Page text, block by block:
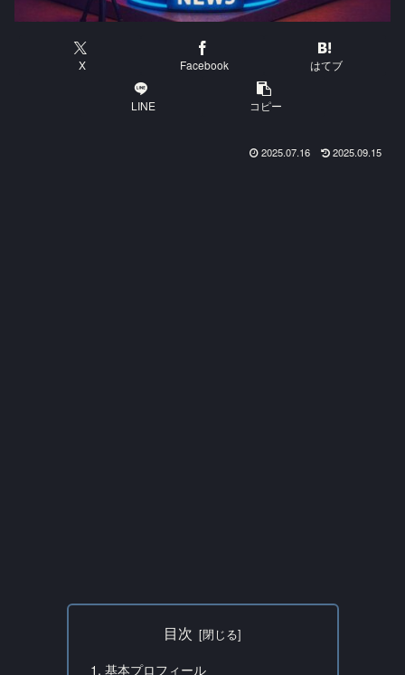
X Facebook はてブ
LINE コピー
2025.07.16 2025.09.15
目次
基本プロフィール